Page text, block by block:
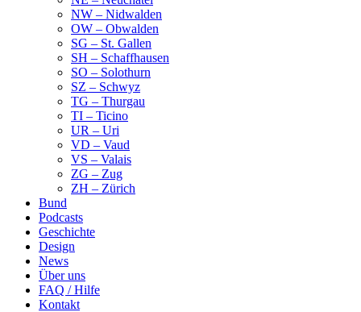
NW – Nidwalden
OW – Obwalden
SG – St. Gallen
SH – Schaffhausen
SO – Solothurn
SZ – Schwyz
TG – Thurgau
TI – Ticino
UR – Uri
VD – Vaud
VS – Valais
ZG – Zug
ZH – Zürich
Bund
Podcasts
Geschichte
Design
News
Über uns
FAQ / Hilfe
Kontakt